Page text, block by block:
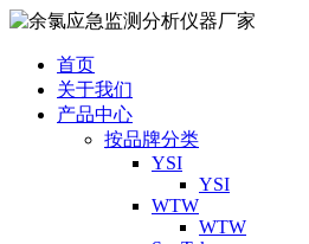
首页
关于我们
产品中心
按品牌分类
YSI
YSI
WTW
WTW